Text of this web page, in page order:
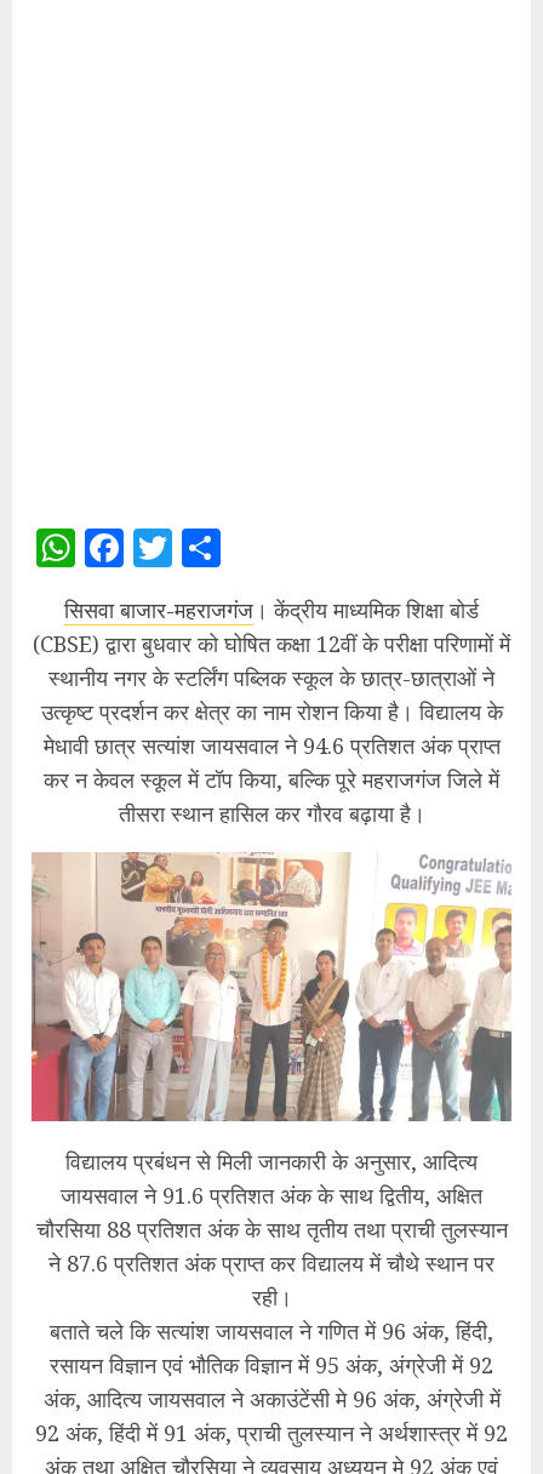
WhatsApp
Facebook
Twitter
सिसवा बाजार-महराजगंज । केंद्रीय माध्यमिक शिक्षा बोर्ड
(CBSE) द्वारा बुधवार को घोषित कक्षा 12वीं के परीक्षा परिणामों में
स्थानीय नगर के स्टर्लिंग पब्लिक स्कूल के छात्र-छात्राओं ने
उत्कृष्ट प्रदर्शन कर क्षेत्र का नाम रोशन किया है। विद्यालय के
मेधावी छात्र सत्यांश जायसवाल ने 94.6 प्रतिशत अंक प्राप्त
कर न केवल स्कूल में टॉप किया, बल्कि पूरे महराजगंज जिले में
तीसरा स्थान हासिल कर गौरव बढ़ाया है।
विद्यालय प्रबंधन से मिली जानकारी के अनुसार, आदित्य
जायसवाल ने 91.6 प्रतिशत अंक के साथ द्वितीय, अक्षित
चौरसिया 88 प्रतिशत अंक के साथ तृतीय तथा प्राची तुलस्यान
ने 87.6 प्रतिशत अंक प्राप्त कर विद्यालय में चौथे स्थान पर
रही।
बताते चले कि सत्यांश जायसवाल ने गणित में 96 अंक, हिंदी,
रसायन विज्ञान एवं भौतिक विज्ञान में 95 अंक, अंग्रेजी में 92
अंक, आदित्य जायसवाल ने अकाउंटेंसी मे 96 अंक, अंग्रेजी में
92 अंक, हिंदी में 91 अंक, प्राची तुलस्यान ने अर्थशास्त्र में 92
अंक तथा अक्षित चौरसिया ने व्यवसाय अध्ययन मे 92 अंक एवं